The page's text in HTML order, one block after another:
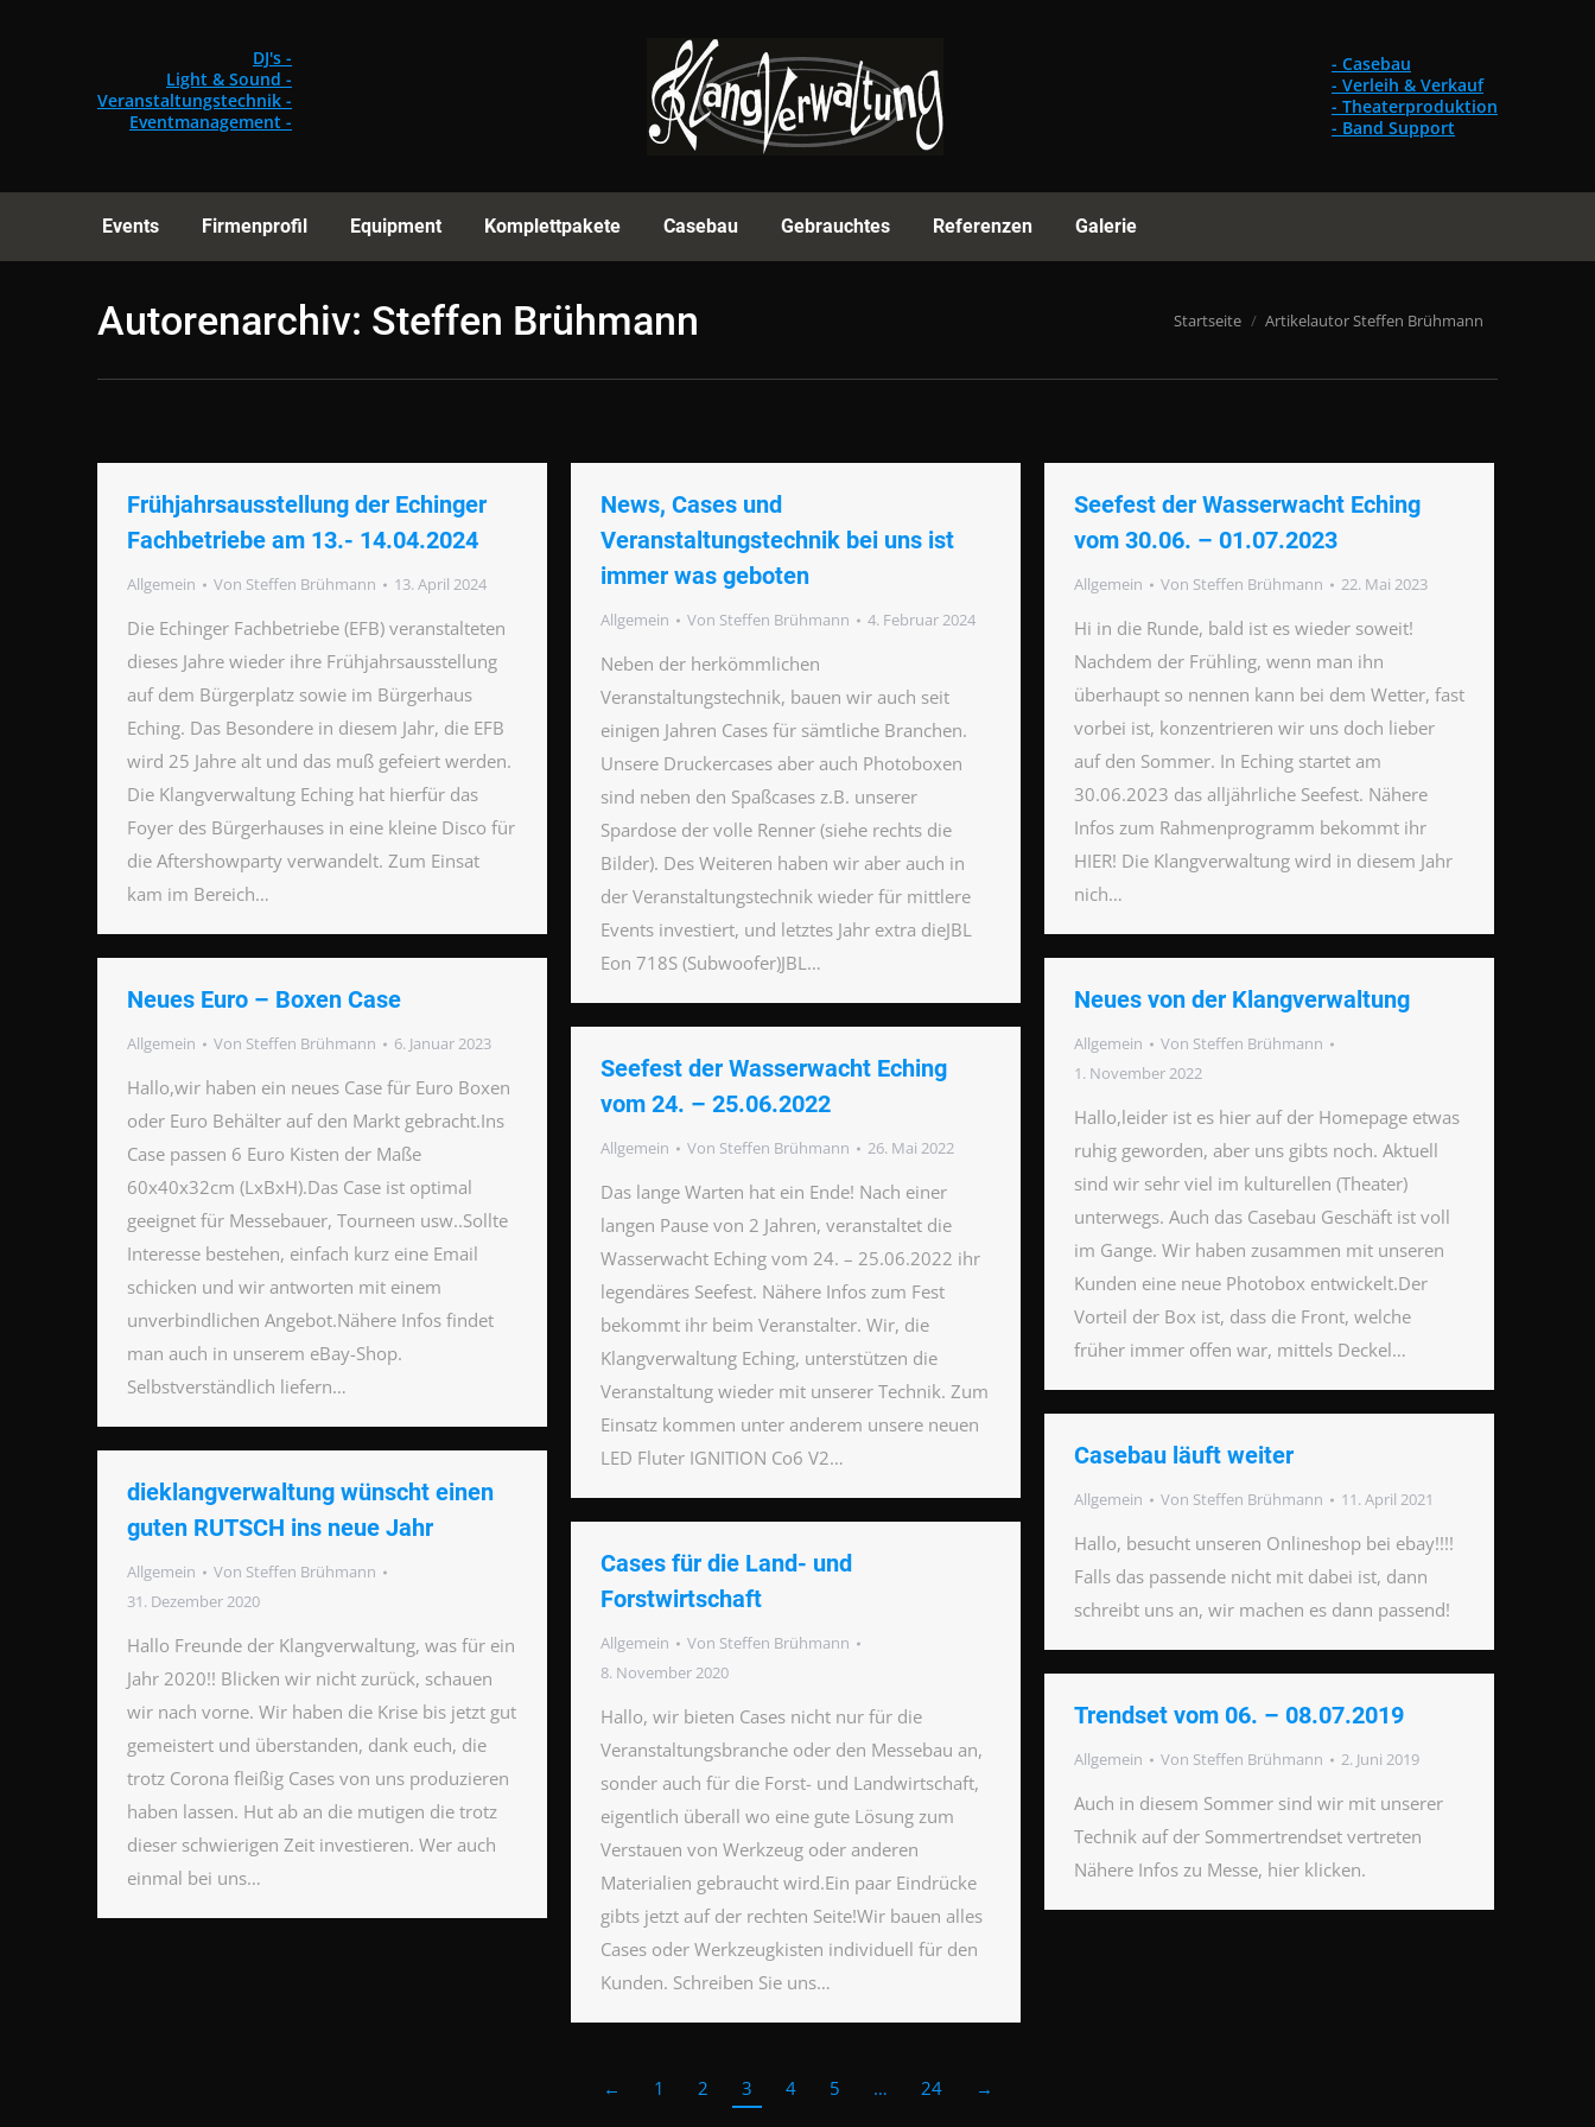
DJ's -
Light & Sound -
Veranstaltungstechnik -
Eventmanagement -
- Casebau
- Verleih & Verkauf
- Theaterproduktion
- Band Support
Events Firmenprofil Equipment Komplettpakete Casebau Gebrauchtes Referenzen Galerie
Autorenarchiv: Steffen Brühmann Du bist hier:
Startseite Artikelautor Steffen Brühmann
Frühjahrsausstellung der Echinger
Fachbetriebe am 13.- 14.04.2024
Allgemein Von Steffen Brühmann 13. April 2024
Die Echinger Fachbetriebe (EFB) veranstalteten
dieses Jahre wieder ihre Frühjahrsausstellung
auf dem Bürgerplatz sowie im Bürgerhaus
Eching. Das Besondere in diesem Jahr, die EFB
wird 25 Jahre alt und das muß gefeiert werden.
Die Klangverwaltung Eching hat hierfür das
Foyer des Bürgerhauses in eine kleine Disco für
die Aftershowparty verwandelt. Zum Einsat
kam im Bereich…
News, Cases und
Veranstaltungstechnik bei uns ist
immer was geboten
Allgemein Von Steffen Brühmann 4. Februar 2024
Neben der herkömmlichen
Veranstaltungstechnik, bauen wir auch seit
einigen Jahren Cases für sämtliche Branchen.
Unsere Druckercases aber auch Photoboxen
sind neben den Spaßcases z.B. unserer
Spardose der volle Renner (siehe rechts die
Bilder). Des Weiteren haben wir aber auch in
der Veranstaltungstechnik wieder für mittlere
Events investiert, und letztes Jahr extra dieJBL
Eon 718S (Subwoofer)JBL…
Seefest der Wasserwacht Eching
vom 30.06. – 01.07.2023
Allgemein Von Steffen Brühmann 22. Mai 2023
Hi in die Runde, bald ist es wieder soweit!
Nachdem der Frühling, wenn man ihn
überhaupt so nennen kann bei dem Wetter, fast
vorbei ist, konzentrieren wir uns doch lieber
auf den Sommer. In Eching startet am
30.06.2023 das alljährliche Seefest. Nähere
Infos zum Rahmenprogramm bekommt ihr
HIER! Die Klangverwaltung wird in diesem Jahr
nich…
Neues Euro – Boxen Case
Allgemein Von Steffen Brühmann 6. Januar 2023
Hallo,wir haben ein neues Case für Euro Boxen
oder Euro Behälter auf den Markt gebracht.Ins
Case passen 6 Euro Kisten der Maße
60x40x32cm (LxBxH).Das Case ist optimal
geeignet für Messebauer, Tourneen usw..Sollte
Interesse bestehen, einfach kurz eine Email
schicken und wir antworten mit einem
unverbindlichen Angebot.Nähere Infos findet
man auch in unserem eBay-Shop.
Selbstverständlich liefern…
Neues von der Klangverwaltung
Allgemein Von Steffen Brühmann
1. November 2022
Hallo,leider ist es hier auf der Homepage etwas
ruhig geworden, aber uns gibts noch. Aktuell
sind wir sehr viel im kulturellen (Theater)
unterwegs. Auch das Casebau Geschäft ist voll
im Gange. Wir haben zusammen mit unseren
Kunden eine neue Photobox entwickelt.Der
Vorteil der Box ist, dass die Front, welche
früher immer offen war, mittels Deckel…
Seefest der Wasserwacht Eching
vom 24. – 25.06.2022
Allgemein Von Steffen Brühmann 26. Mai 2022
Das lange Warten hat ein Ende! Nach einer
langen Pause von 2 Jahren, veranstaltet die
Wasserwacht Eching vom 24. – 25.06.2022 ihr
legendäres Seefest. Nähere Infos zum Fest
bekommt ihr beim Veranstalter. Wir, die
Klangverwaltung Eching, unterstützen die
Veranstaltung wieder mit unserer Technik. Zum
Einsatz kommen unter anderem unsere neuen
LED Fluter IGNITION Co6 V2…
Casebau läuft weiter
Allgemein Von Steffen Brühmann 11. April 2021
Hallo, besucht unseren Onlineshop bei ebay!!!!
Falls das passende nicht mit dabei ist, dann
schreibt uns an, wir machen es dann passend!
dieklangverwaltung wünscht einen
guten RUTSCH ins neue Jahr
Allgemein Von Steffen Brühmann
31. Dezember 2020
Hallo Freunde der Klangverwaltung, was für ein
Jahr 2020!! Blicken wir nicht zurück, schauen
wir nach vorne. Wir haben die Krise bis jetzt gut
gemeistert und überstanden, dank euch, die
trotz Corona fleißig Cases von uns produzieren
haben lassen. Hut ab an die mutigen die trotz
dieser schwierigen Zeit investieren. Wer auch
einmal bei uns…
Cases für die Land- und
Forstwirtschaft
Allgemein Von Steffen Brühmann
8. November 2020
Hallo, wir bieten Cases nicht nur für die
Veranstaltungsbranche oder den Messebau an,
sonder auch für die Forst- und Landwirtschaft,
eigentlich überall wo eine gute Lösung zum
Verstauen von Werkzeug oder anderen
Materialien gebraucht wird.Ein paar Eindrücke
gibts jetzt auf der rechten Seite!Wir bauen alles
Cases oder Werkzeugkisten individuell für den
Kunden. Schreiben Sie uns…
Trendset vom 06. – 08.07.2019
Allgemein Von Steffen Brühmann 2. Juni 2019
Auch in diesem Sommer sind wir mit unserer
Technik auf der Sommertrendset vertreten
Nähere Infos zu Messe, hier klicken.
← 1 2 3 4 5 … 24 →
Equipment